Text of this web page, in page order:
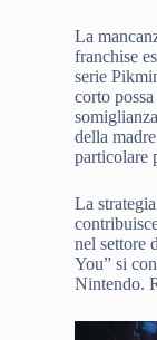
La
franchise
serie
corto
della
particolare
La
nel settore
You” si
Nintendo.